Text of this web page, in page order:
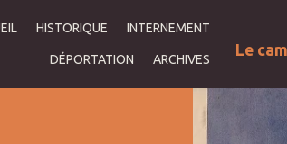
HISTORIQUE INTERNEMENT
DÉPORTATION ARCHIVES
Le